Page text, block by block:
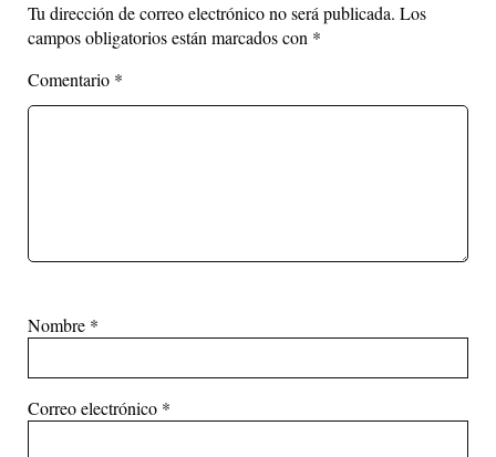
Tu dirección de correo electrónico no será publicada. Los
campos obligatorios están marcados con *
Comentario *
Nombre *
Correo electrónico *